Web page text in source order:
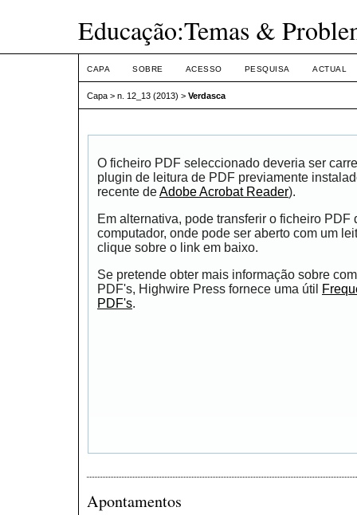
Educação:Temas &
CAPA SOBRE ACESSO PESQUISA ACTUAL
Capa > n. 12_13 (2013) > Verdasca
O ficheiro PDF seleccionado deveria ser
plugin de leitura de PDF previamente
recente deAdobe Acrobat Reader).
Em alternativa, pode transferir o ficheiro PDF
computador, onde pode ser aberto com um
clique sobre o link em baixo.
Se pretende obter mais informação sobre
PDF's, Highwire Press fornece uma útil
PDF's.
Apontamentos